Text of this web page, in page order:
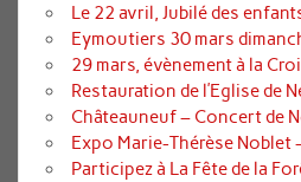
Le 22 avril, Jubilé des
Eymoutiers 30 mars
29 mars, évènement à la
Restauration de l’Eglise de
Châteauneuf – Concert de
Expo Marie-Thérèse Noblet
Participez à La Fête de la